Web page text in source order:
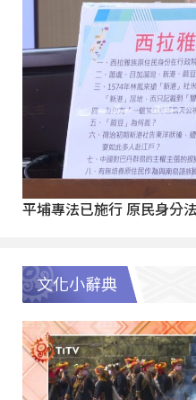
平埔專法已施行 原民身分
文化小辭典